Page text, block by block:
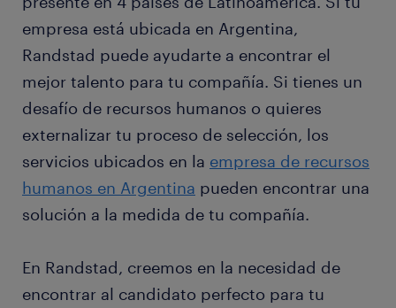
empresa está ubicada en Argentina,
Randstad puede ayudarte a encontrar el
mejor talento para tu compañía. Si tienes un
desafío de recursos humanos o quieres
externalizar tu proceso de selección, los
servicios ubicados en la empresa de recursos
humanos en Argentina pueden encontrar una
solución a la medida de tu compañía.
En Randstad, creemos en la necesidad de
encontrar al candidato perfecto para tu